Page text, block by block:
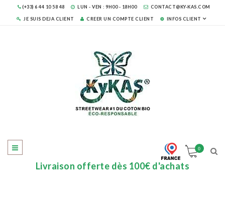
(+33) 6 44 10 58 48 LUN - VEN : 9H00 - 18H00 CONTACT@KY-KAS.COM
JE SUIS DEJA CLIENT CREER UN COMPTE CLIENT INFOS CLIENT
0
Livraison offerte dès 100€ d'achats